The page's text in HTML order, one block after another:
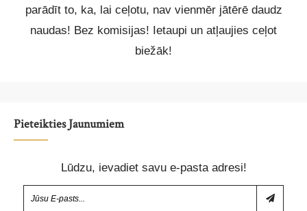
parādīt to, ka, lai ceļotu, nav vienmēr jātērē daudz
naudas! Bez komisijas! Ietaupi un atļaujies ceļot
biežāk!
Pieteikties Jaunumiem
Lūdzu, ievadiet savu e-pasta adresi!